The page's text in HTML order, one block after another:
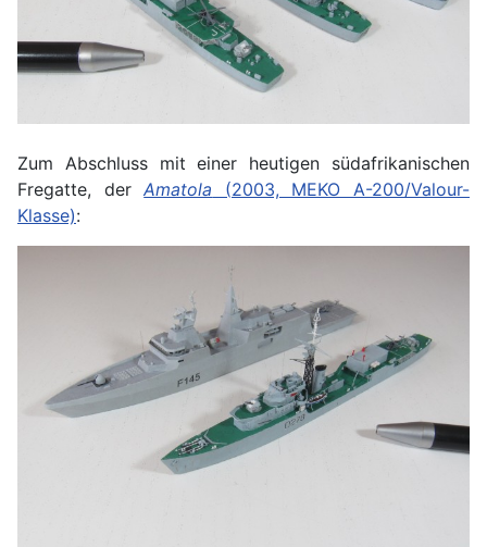
Zum Abschluss mit einer heutigen südafrikanischen
Fregatte, derAmatola (2003, MEKO A-200/Valour-
Klasse):